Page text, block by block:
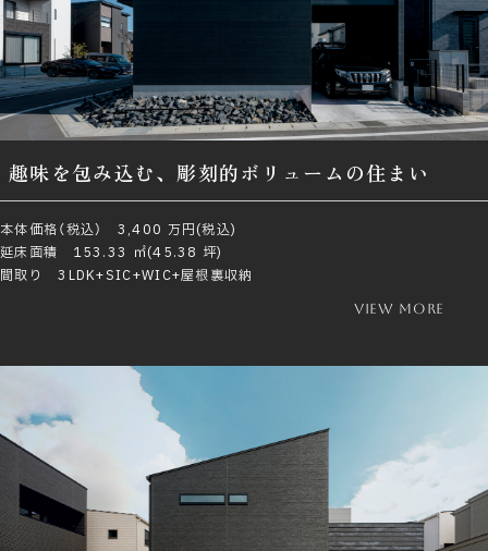
趣味を包み込む、彫刻的ボリュームの住まい
本体価格（税込） 3,400 万円(税込)
延床面積 153.33 ㎡(45.38 坪)
間取り 3LDK+SIC+WIC+屋根裏収納
view more